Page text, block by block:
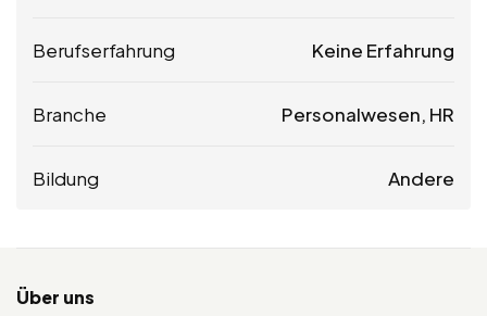
Berufserfahrung Keine Erfahrung
Branche Personalwesen, HR
Bildung Andere
Über uns